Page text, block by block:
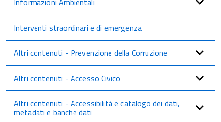
Informazioni Ambientali
Interventi straordinari e di emergenza
Altri contenuti - Prevenzione della Corruzione
Altri contenuti - Accesso Civico
Altri contenuti - Accessibilità e catalogo dei dati,
metadati e banche dati